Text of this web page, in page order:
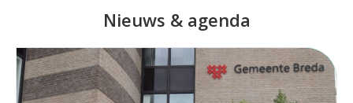
Nieuws & agenda